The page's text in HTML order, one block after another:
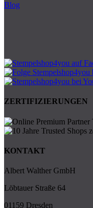
Blog
ZERTIFIZIERUNGEN
KONTAKT
Albert Walther GmbH
Löbtauer Straße 64
01159 Dresden